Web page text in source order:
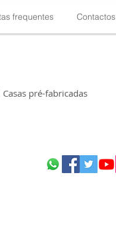
frequentes Contactos
pré-fabricadas